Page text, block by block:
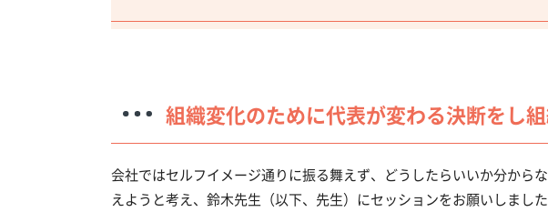
組織変化のために代表が変わる決断をし
会社ではセルフイメージ通りに振る舞えず、どうしたらいいか分から
えようと考え、鈴木先生（以下、先生）にセッションをお願いしまし